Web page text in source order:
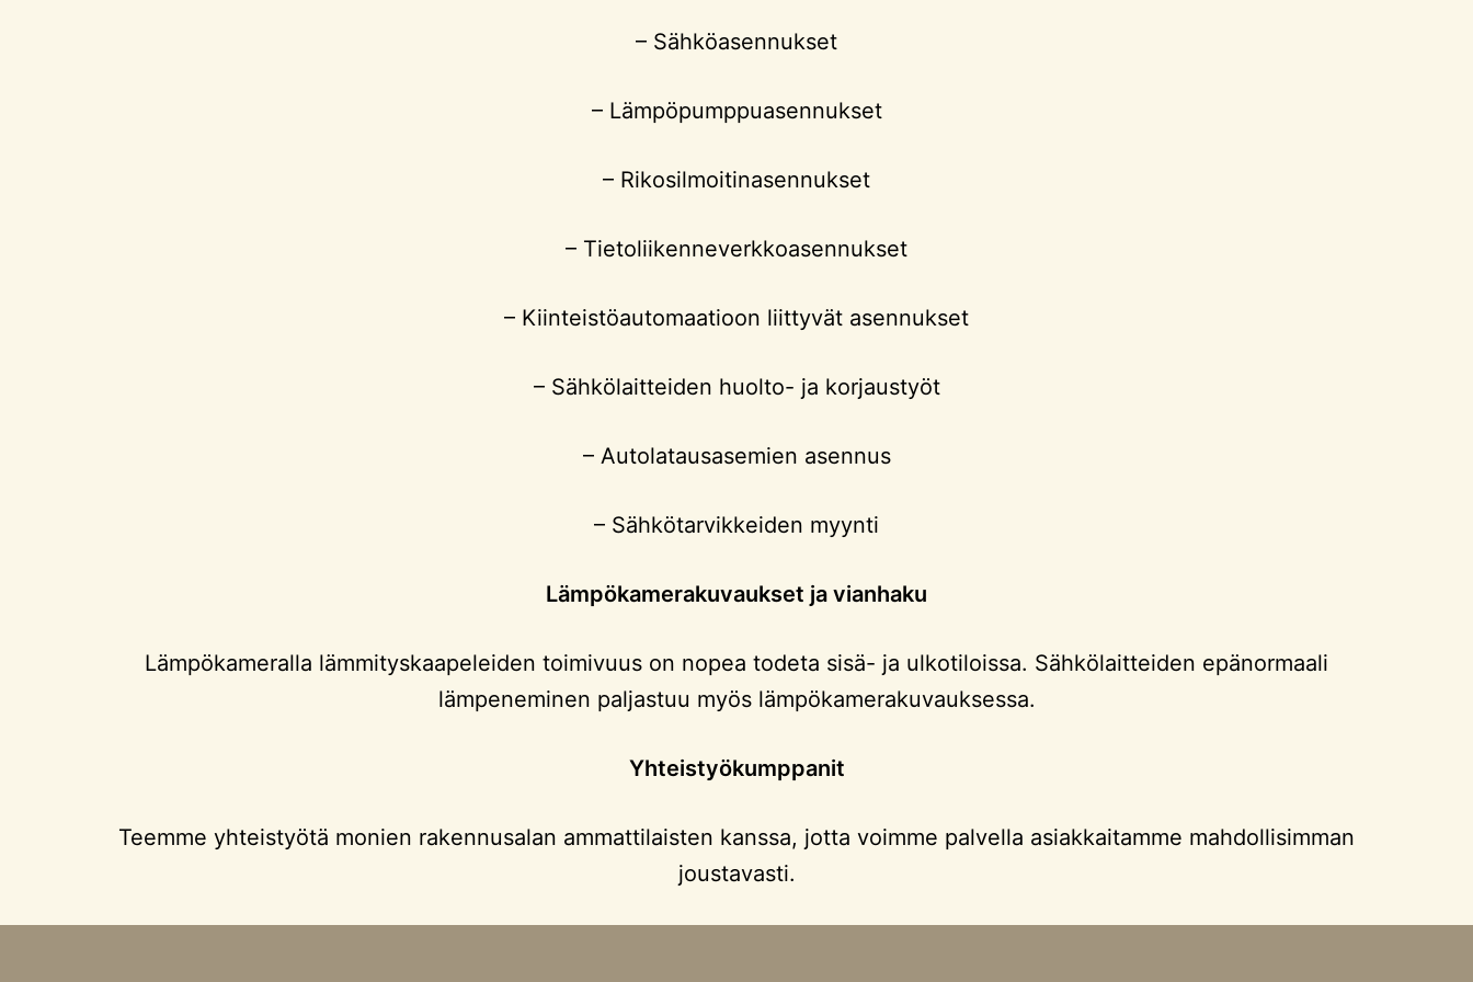
– Sähköasennukset
– Lämpöpumppuasennukset
– Rikosilmoitinasennukset
– Tietoliikenneverkkoasennukset
– Kiinteistöautomaatioon liittyvät asennukset
– Sähkölaitteiden huolto- ja korjaustyöt
– Autolatausasemien asennus
– Sähkötarvikkeiden myynti
Lämpökamerakuvaukset ja vianhaku
Lämpökameralla lämmityskaapeleiden toimivuus on nopea todeta sisä- ja ulkotiloissa. Sähkölaitteiden epänormaali
lämpeneminen paljastuu myös lämpökamerakuvauksessa.
Yhteistyökumppanit
Teemme yhteistyötä monien rakennusalan ammattilaisten kanssa, jotta voimme palvella asiakkaitamme mahdollisimman
joustavasti.